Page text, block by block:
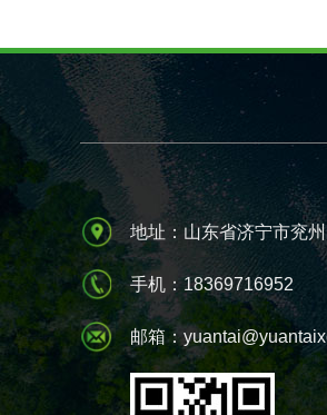
地址：山东省济宁市兖
手机：18369716952
邮箱：